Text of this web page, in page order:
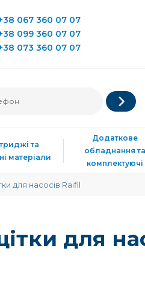
067 360 07 07
099 360 07 07
073 360 07 07
та
матеріали
Додаткове
обладнання та
комплектуючі
для насосів Raifil
для